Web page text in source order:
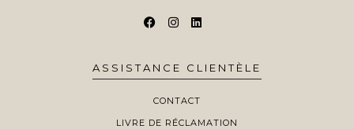
ASSISTANCE CLIENTÈLE
CONTACT
LIVRE DE RÉCLAMATION